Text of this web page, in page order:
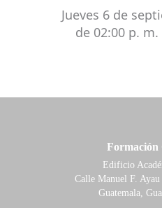
Jueves 6 de
de 02:00 p.
Formación
Edificio
Calle Manuel F. Ayau
Guatemala,